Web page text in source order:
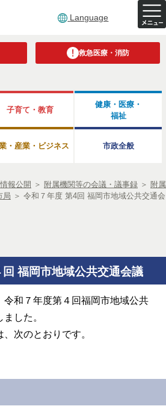
Language
救急医療・消防
子育て・教育
健康・医療・
福祉
・産業・ビジネス 市政全般
情報公開 ＞ 附属機関等の会議・議事録 ＞ 附属
局 ＞ 令和７年度 第4回 福岡市地域公共交通会
福岡市地域公共交通会議
令和７年度第４回福岡市地域公共
した。
次のとおりです。